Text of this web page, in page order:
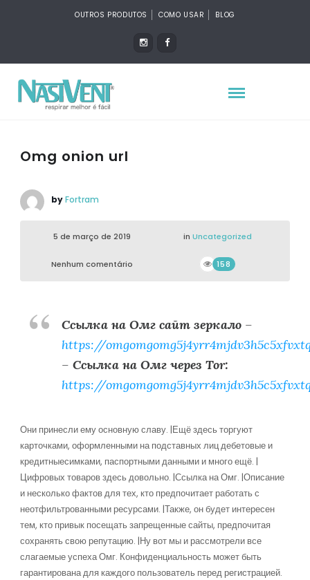
OUTROS PRODUTOS COMO USAR BLOG
Omg onion url
byFortram
5 de março de 2019 in Uncategorized
Nenhum comentário 158
Ссылка на Омг сайт зеркало–
https://
– Ссылка на Омг через Tor:
https://
Они принесли ему основную славу. |Ещё здесь торгуют
карточками, оформленными на подставных лиц дебетовые и
кредитныесимками, паспортными данными и много ещё. |
Цифровых товаров здесь довольно. |Ссылка на Омг. |Описание
и несколько фактов для тех, кто предпочитает работать с
неотфильтрованными ресурсами. |Также, он будет интересен
тем, кто привык посещать запрещенные сайты, предпочитая
сохранять свою репутацию. |Ну вот мы и рассмотрели все
слагаемые успеха Омг. Конфиденциальность может быть
гарантирована для каждого пользователь перед регистрацией.